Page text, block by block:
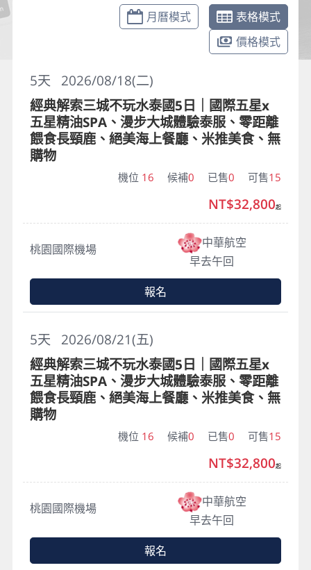
月曆模式
表格模式
價格模式
2026/08/18(二)
5天
經典解索三城不玩水泰國5日｜國際五星x
五星精油SPA、漫步大城體驗泰服、零距離
餵食長頸鹿、絕美海上餐廳、米推美食、無
購物
機位 16 候補0 已售0 可售15
桃園國際機場
中華航空
早去午回
NT$32,800起
報名
2026/08/21(五)
5天
經典解索三城不玩水泰國5日｜國際五星x
五星精油SPA、漫步大城體驗泰服、零距離
餵食長頸鹿、絕美海上餐廳、米推美食、無
購物
機位 16 候補0 已售0 可售15
桃園國際機場
中華航空
早去午回
NT$32,800起
報名